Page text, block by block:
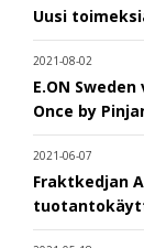
Uusi
2021-08-02
E.ON
Once by
2021-06-07
Fraktkedjan